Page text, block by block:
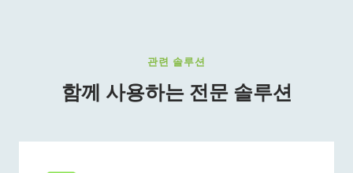
관련 솔루션
함께 사용하는 전문 솔루션